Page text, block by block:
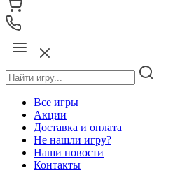
Все игры
Акции
Доставка и оплата
Не нашли игру?
Наши новости
Контакты